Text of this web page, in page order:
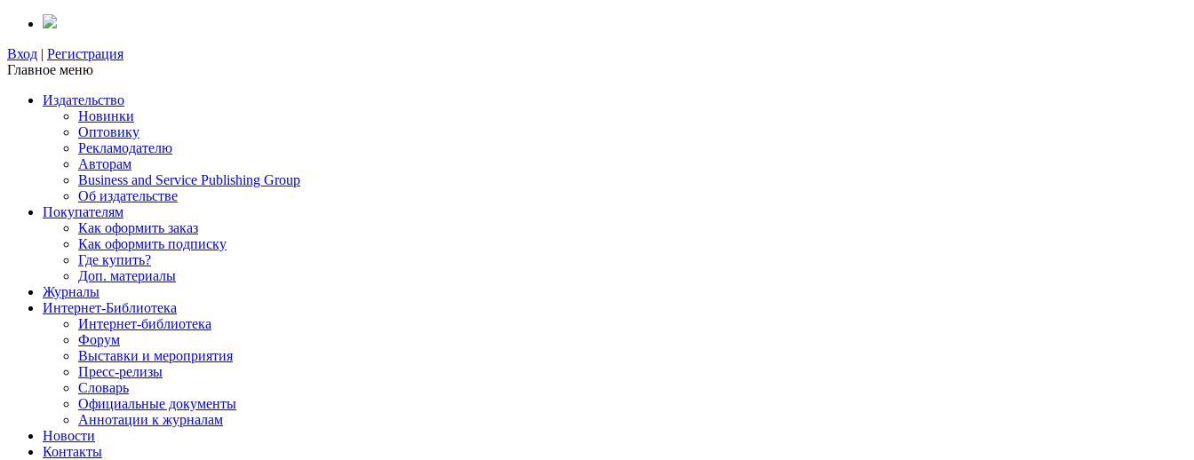
Вход | Регистрация
Главное меню
Издательство
Новинки
Оптовику
Рекламодателю
Авторам
Business and Service Publishing Group
Об издательстве
Покупателям
Как оформить заказ
Как оформить подписку
Где купить?
Доп. материалы
Журналы
Интернет-Библиотека
Интернет-библиотека
Форум
Выставки и мероприятия
Пресс-релизы
Словарь
Официальные документы
Аннотации к журналам
Новости
Контакты